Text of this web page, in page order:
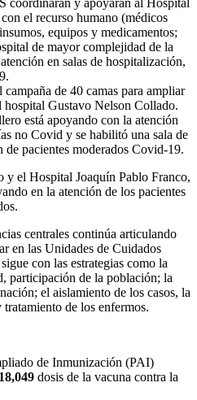
coordinarán y apoyarán al Hospital
el recurso humano (médicos
equipos y medicamentos;
de mayor complejidad de la
en salas de hospitalización,
de 40 camas para ampliar
hospital Gustavo Nelson Collado.
está apoyando con la atención
no Covid y se habilitó una sala de
de pacientes moderados Covid-19.
el Hospital Joaquín Pablo Franco,
en la atención de los pacientes
centrales continúa articulando
en las Unidades de Cuidados
con las estrategias como la
participación de la población; la
el aislamiento de los casos, la
de los enfermos.
de Inmunización (PAI)
dosis de la vacuna contra la